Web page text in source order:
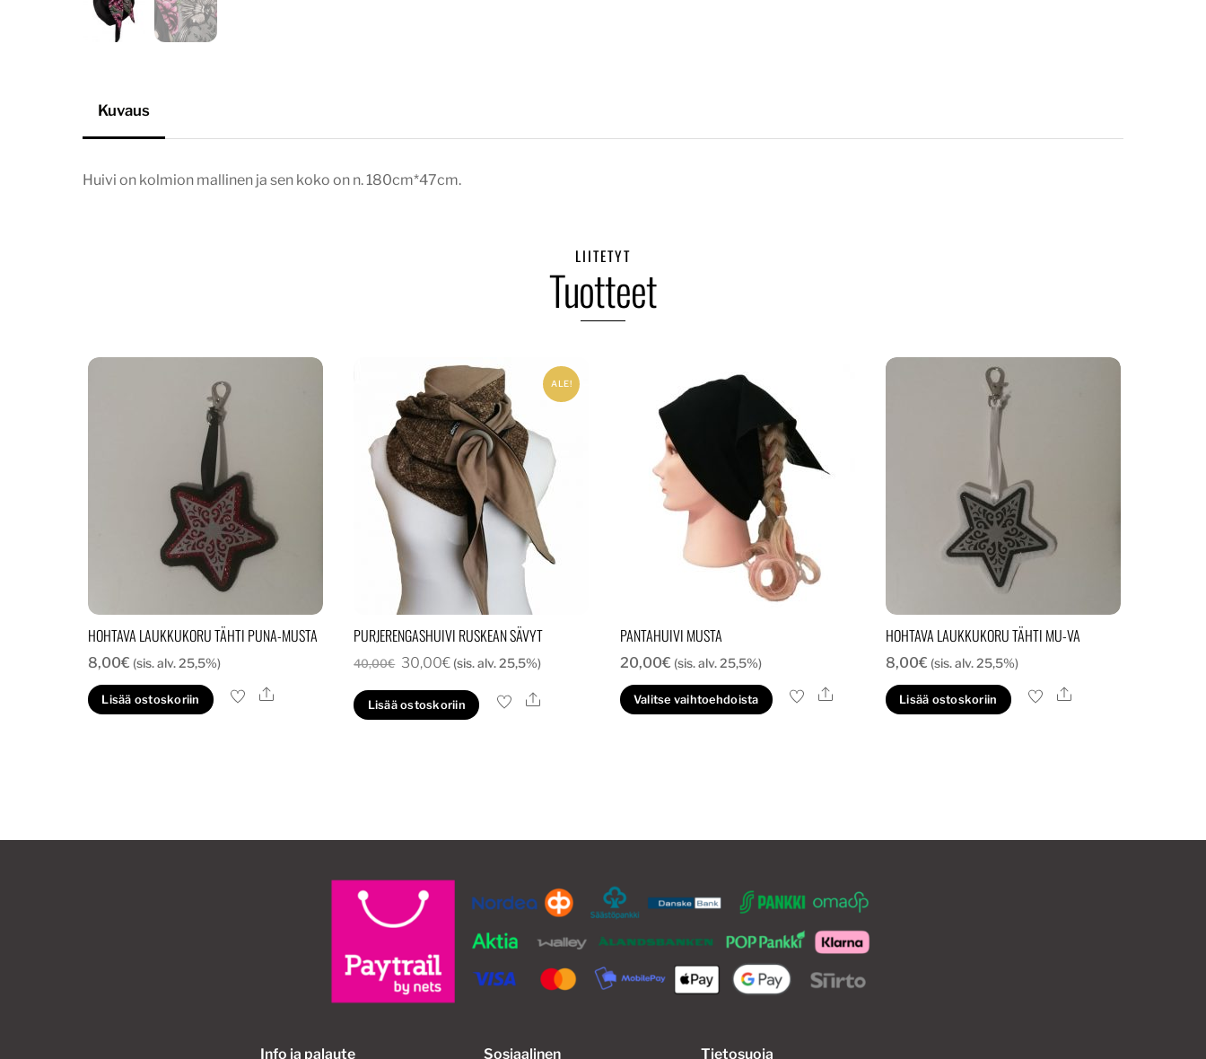
Kuvaus
Huivi on kolmion mallinen ja sen koko on n. 180cm*47cm.
LIITETYT
Tuotteet
HOHTAVA LAUKKUKORU TÄHTI PUNA-MUSTA
8,00€ (sis. alv. 25,5%)
Lisää ostoskoriin Ale
ALE!
PURJERENGASHUIVI RUSKEAN SÄVYT
40,00€ Alkuperäinen
oli:
30,00€Nykyinen
on:
(sis. alv. 25,5%)
Lisää ostoskoriin Ale
PANTAHUIVI MUSTA
20,00€ (sis. alv. 25,5%)
Valitse vaihtoehdoista
Tällä
tehdä
sivulla.
Ale
HOHTAVA LAUKKUKORU TÄHTI MU-VA
8,00€ (sis. alv. 25,5%)
Lisää ostoskoriin Ale
Info ja palaute Sosiaalinen Tietosuoja